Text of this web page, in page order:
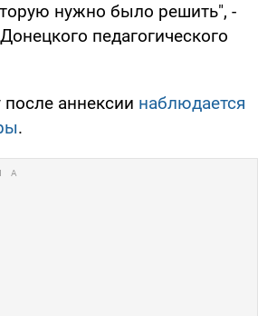
нужно было решить", -
педагогического
аннексии наблюдается
.